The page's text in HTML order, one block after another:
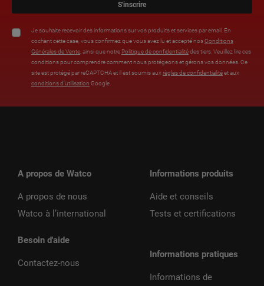
S'inscrire
Je souhaite recevoir des informations sur vos produits et services par email. En
cochant cette case, vous confirmez que vous avez lu et accepté nosConditions
Générales de Vente , ainsi que notre Politique de confidentialitédes tiers. Veuillez lire ces
conditions pour comprendre comment nous protégeons et gérons vos données. Ce
site est protégé par reCAPTCHA et il est soumis aux règles de confidentialitéet aux
conditions d’utilisation Google.
A propos de Watco
A propos de nous
Watco à l’international
Besoin d'aide
Contactez-nous
Informations produits
Aide et conseils
Tests et certifications
Informations pratiques
Informations de